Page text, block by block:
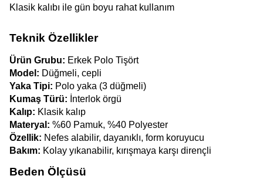
Klasik kalıbı ile gün boyu rahat kullanım
Teknik Özellikler
Ürün Grubu: Erkek Polo Tişört
Model: Düğmeli, cepli
Yaka Tipi: Polo yaka (3 düğmeli)
Kumaş Türü: İnterlok örgü
Kalıp: Klasik kalıp
Materyal: %60 Pamuk, %40 Polyester
Özellik: Nefes alabilir, dayanıklı, form koruyucu
Bakım: Kolay yıkanabilir, kırışmaya karşı dirençli
Beden Ölçüsü